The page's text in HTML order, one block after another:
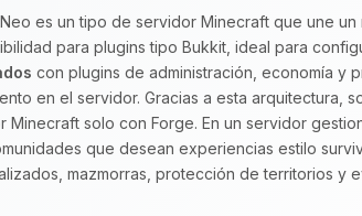
es un tipo de servidor Minecraft que une
para plugins tipo Bukkit, ideal para
con plugins de administración, economía y
en el servidor. Gracias a esta arquitectura,
Minecraft solo con Forge. En un servidor
que desean experiencias estilo
mazmorras, protección de territorios y